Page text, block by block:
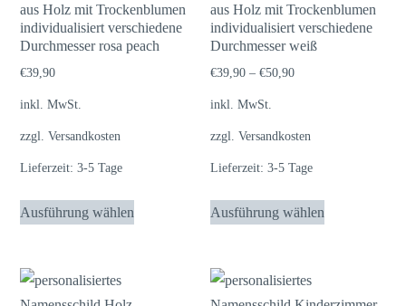
der
Produktseite
der
Produktseite
aus Holz mit Trockenblumen
individualisiert verschiedene
Durchmesser rosa peach
€39,90
inkl. MwSt.
zzgl.Versandkosten
Lieferzeit:3-5 Tage
Ausführung wählen
Dieses
Produkt
aus Holz mit Trockenblumen
individualisiert verschiedene
Durchmesser weiß
€39,90 –€50,90
inkl. MwSt.
zzgl.Versandkosten
Lieferzeit:3-5 Tage
Ausführung wählen
Dieses
Produkt